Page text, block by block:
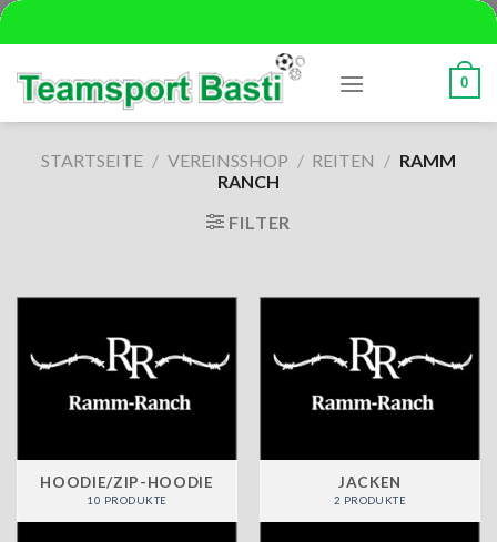
Skip
to
content
0
STARTSEITE / VEREINSSHOP / REITEN / RAMM
RANCH
FILTER
HOODIE/ZIP-HOODIE
10 PRODUKTE
JACKEN
2 PRODUKTE